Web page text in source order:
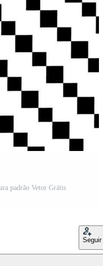
padrão Vetor Grátis
Seguir